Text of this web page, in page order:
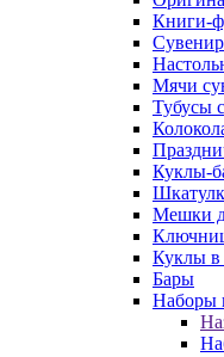
Книги-
Мячи
Тубусы
Куклы-
Мешки
Куклы в
Бары
Наборы